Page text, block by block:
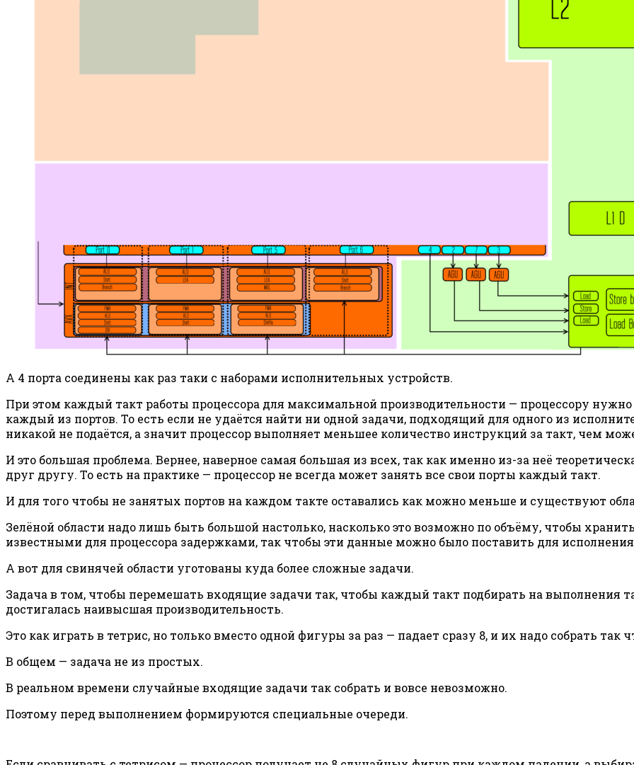
А 4 порта соединены как раз таки с наборами исполнительных устройств.
При этом каждый такт работы процессора для максимальной производительности — процессору
каждый из портов. То есть если не удаётся найти ни одной задачи, подходящий для одного из
никакой не подаётся, а значит процессор выполняет меньшее количество инструкций за такт, чем
И это большая проблема. Вернее, наверное самая большая из всех, так как именно из-за неё
друг другу. То есть на практике — процессор не всегда может занять все свои порты каждый такт.
И для того чтобы не занятых портов на каждом такте оставались как можно меньше и существуют
Зелёной области надо лишь быть большой настолько, насколько это возможно по объёму, чтобы
известными для процессора задержками, так чтобы эти данные можно было поставить для
А вот для свинячей области уготованы куда более сложные задачи.
Задача в том, чтобы перемешать входящие задачи так, чтобы каждый такт подбирать на выполнения
достигалась наивысшая производительность.
Это как играть в тетрис, но только вместо одной фигуры за раз — падает сразу 8, и их надо собрать
В общем — задача не из простых.
В реальном времени случайные входящие задачи так собрать и вовсе невозможно.
Поэтому перед выполнением формируются специальные очереди.